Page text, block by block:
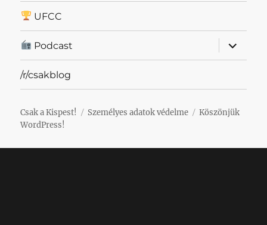
UFCC
Podcast
almenü
/r/csakblog
Csak a Kispest! Személyes adatok védelme
Köszönjük
WordPress!